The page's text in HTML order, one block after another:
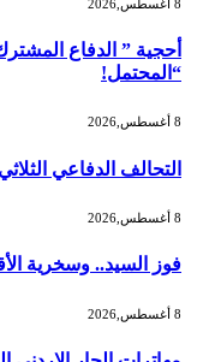
أحجية ” الدفاع
“المحتمل!
التحالف الدفاعي
فوز السيد.. وسخرية